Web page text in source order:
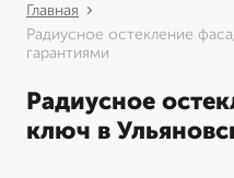
Главная
Радиусное остекление
гарантиями
Радиусное
ключ в